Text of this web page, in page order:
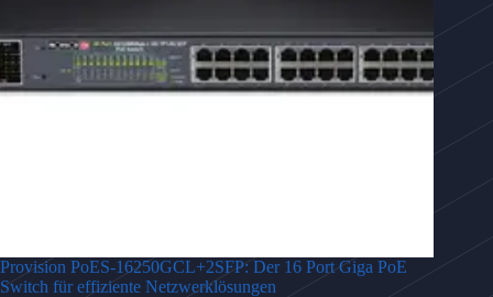
Provision PoES-16250GCL+2SFP: Der 16 Port Giga PoE
Switch für effiziente Netzwerklösungen